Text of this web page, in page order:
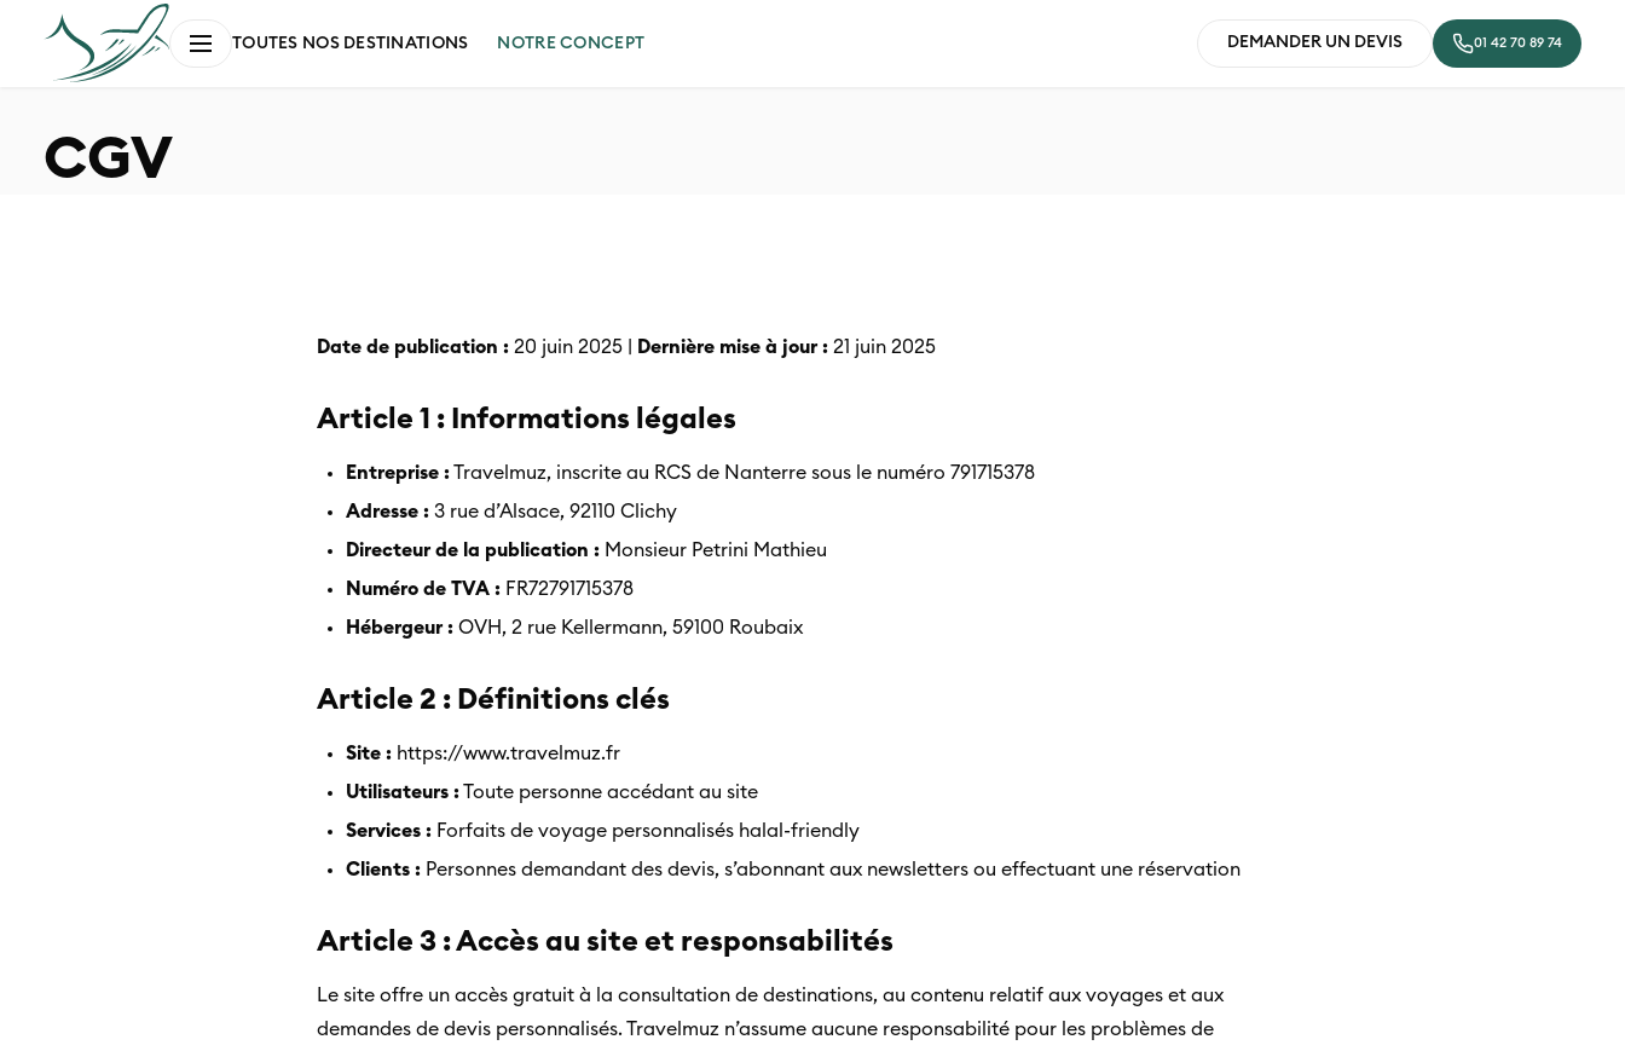
TOUTES NOS DESTINATIONS NOTRE CONCEPT DEMANDER UN DEVIS 01 42 70 89 74
CGV
Date de publication : 20 juin 2025 | Dernière mise à jour : 21 juin 2025
Article 1 : Informations légales
Entreprise :Travelmuz, inscrite au RCS de Nanterre sous le numéro 791715378
Adresse : 3 rue d’Alsace, 92110 Clichy
Directeur de la publication : Monsieur Petrini Mathieu
Numéro de TVA : FR72791715378
Hébergeur : OVH, 2 rue Kellermann, 59100 Roubaix
Article 2 : Définitions clés
Site : https://www.travelmuz.fr
Utilisateurs :Toute personne accédant au site
Services : Forfaits de voyage personnalisés halal-friendly
Clients : Personnes demandant des devis, s’abonnant aux newsletters ou effectuant une réservation
Article 3 : Accès au site et responsabilités
Le site offre un accès gratuit à la consultation de destinations, au contenu relatif aux voyages et aux
demandes de devis personnalisés. Travelmuz n’assume aucune responsabilité pour les problèmes de